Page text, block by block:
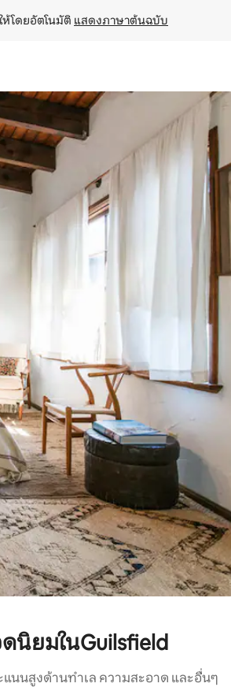
โดยอัตโนมัติ แสดงภาษาต้นฉบับ
ยมในGuilsfield
นนสูงด้านทำเล ความสะอาด และอื่นๆ